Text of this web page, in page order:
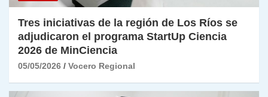
Tres iniciativas de la región de Los Ríos se
adjudicaron el programa StartUp Ciencia
2026 de MinCiencia
05/05/2026 Vocero Regional